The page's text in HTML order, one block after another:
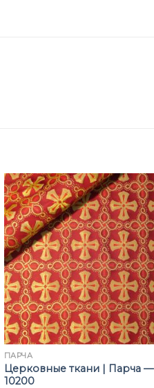
ПАРЧА
Церковные ткани | Парча —
10200